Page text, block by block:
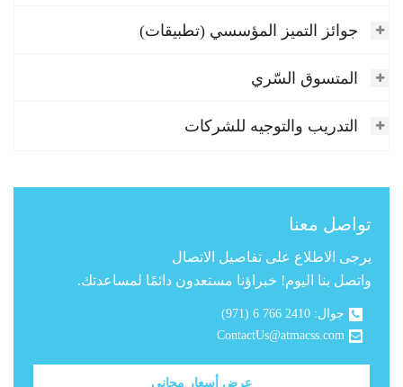
جوائز التميز المؤسسي (تطبيقات)
المتسوق السّري
التدريب والتوجيه للشركات
تواصل معنا
يرجى الاطلاع على تفاصيل الاتصال
واتصل بنا اليوم! خبراؤنا مستعدون دائمًا لمساعدتك.
جوال: (971) 6 766 2410
ContactUs@atmacss.com
عرض أسعار مجاني